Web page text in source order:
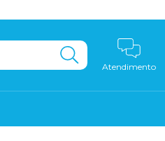
Atendimento